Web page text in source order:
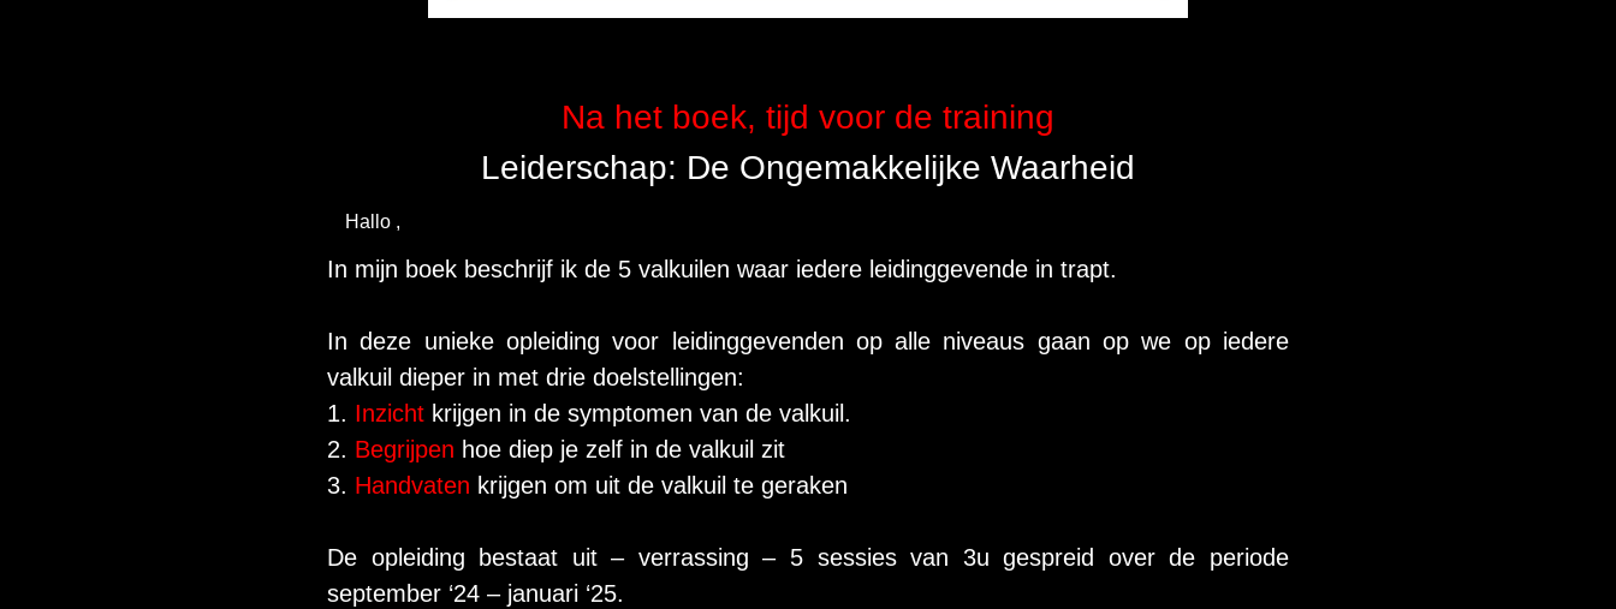
Na het boek, tijd voor de training
Leiderschap: De Ongemakkelijke Waarheid
Hallo ,
In mijn boek beschrijf ik de 5 valkuilen waar iedere leidinggevende in trapt.
In deze unieke opleiding voor leidinggevenden op alle niveaus gaan op we op iedere
valkuil dieper in met drie doelstellingen:
1. Inzicht krijgen in de symptomen van de valkuil.
2. Begrijpen hoe diep je zelf in de valkuil zit
3. Handvaten krijgen om uit de valkuil te geraken
De opleiding bestaat uit – verrassing – 5 sessies van 3u gespreid over de periode
september ‘24 – januari ‘25.